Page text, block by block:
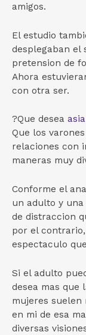
amigos.
El estudio
desplegaban el
pretension de
Ahora
con otra ser.
?Que desea
Que los
relaciones con
maneras muy
Conforme el
un adulto y
de distraccion
por el
espectaculo
Si el adulto
desea mas que
mujeres suelen
en mi de esa
diversas